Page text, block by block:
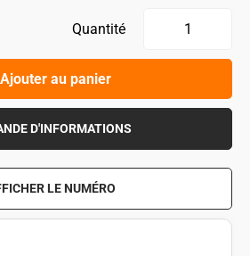
Quantité
Ajouter au panier
D'INFORMATIONS
LE NUMÉRO